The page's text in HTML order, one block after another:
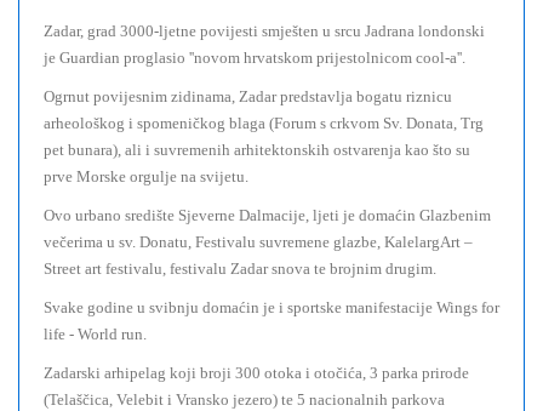
Zadar, grad 3000-ljetne povijesti smješten u srcu Jadrana londonski
je Guardian proglasio ''novom hrvatskom prijestolnicom cool-a''.
Ogrnut povijesnim zidinama, Zadar predstavlja bogatu riznicu
arheološkog i spomeničkog blaga (Forum s crkvom Sv. Donata, Trg
pet bunara), ali i suvremenih arhitektonskih ostvarenja kao što su
prve Morske orgulje na svijetu.
Ovo urbano središte Sjeverne Dalmacije, ljeti je domaćin Glazbenim
večerima u sv. Donatu, Festivalu suvremene glazbe, KalelargArt –
Street art festivalu, festivalu Zadar snova te brojnim drugim.
Svake godine u svibnju domaćin je i sportske manifestacije Wings for
life - World run.
Zadarski arhipelag koji broji 300 otoka i otočića, 3 parka prirode
(Telaščica, Velebit i Vransko jezero) te 5 nacionalnih parkova